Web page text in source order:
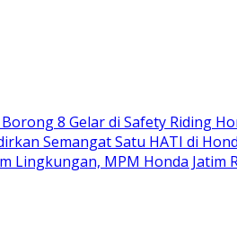
8 Gelar di Safety Riding
Semangat Satu HATI di
Lingkungan, MPM Honda Jatim